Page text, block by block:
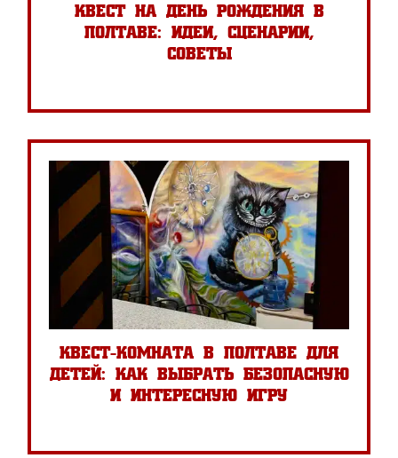
квест на день рождения в
полтаве: идеи, сценарии,
советы
квест-комната в полтаве для
детей: как выбрать безопасную
и интересную игру